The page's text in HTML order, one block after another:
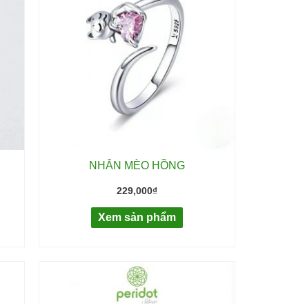
NHẪN MÈO HỒNG
229,000₫
Xem sản phẩm